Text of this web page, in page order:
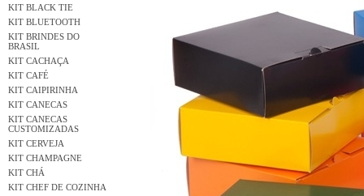
KIT BLACK TIE
KIT BLUETOOTH
KIT BRINDES DO
BRASIL
KIT CACHAÇA
KIT CAFÉ
KIT CAIPIRINHA
KIT CANECAS
KIT CANECAS
CUSTOMIZADAS
KIT CERVEJA
KIT CHAMPAGNE
KIT CHÁ
KIT CHEF DE COZINHA